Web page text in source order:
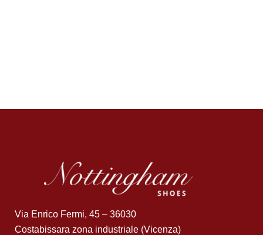
Via Enrico Fermi, 45 – 36030
Costabissara zona industriale (Vicenza)